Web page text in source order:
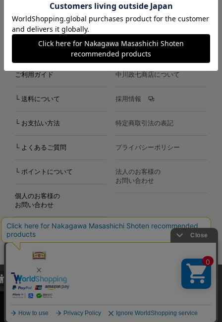
LINE Instagram X Facebook メールマガジン
ご利用ガイド
└ 送料について
└ お支払い方法
└ よくあるご質問
└ ポイントについて
個人のお客様の
お問い合わせ
中川政七商店について
採用情報
特定商取引法の表記
プライバシーポリシー
法人のお客様の
お問い合わせ
Copyright©2000-2026
Nakagawa Masashichi Shoten All Rights Reserved.
当サイトでは、当サイト内における閲覧履歴・属性情報などの取得およ
び利便性向上のためにクッキー（Cookie）を使用いたします。詳細に
関しては「プライバシーポリシー
承諾する